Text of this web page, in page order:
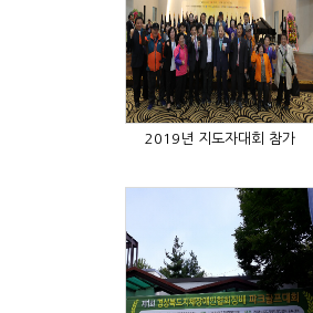
2019년 지도자대회 참가